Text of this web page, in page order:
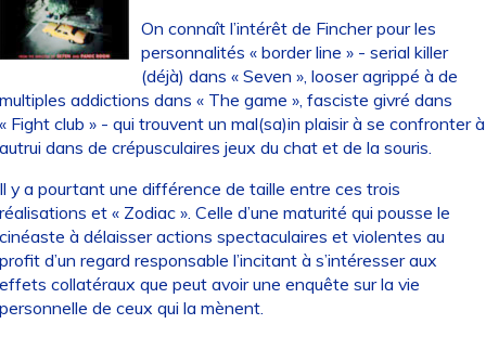
On connaît l’intérêt de Fincher pour les
personnalités « border line » - serial killer
(déjà) dans « Seven », looser agrippé à de
addictions dans « The game », fasciste givré dans
Fight club » - qui trouvent un mal(sa)in plaisir à se confronter à
dans de crépusculaires jeux du chat et de la souris.
y a pourtant une différence de taille entre ces trois
et « Zodiac ». Celle d’une maturité qui pousse le
à délaisser actions spectaculaires et violentes au
d’un regard responsable l’incitant à s’intéresser aux
collatéraux que peut avoir une enquête sur la vie
de ceux qui la mènent.